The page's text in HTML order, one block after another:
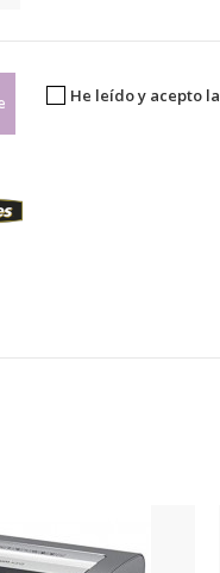
He leído y acepto la